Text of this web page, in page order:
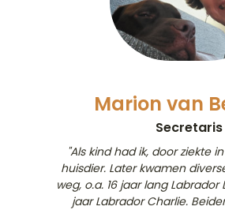
Marion van
Secretaris
"Als kind had ik, door ziekte
huisdier. Later kwamen
weg, o.a. 16 jaar lang
jaar Labrador Charlie.